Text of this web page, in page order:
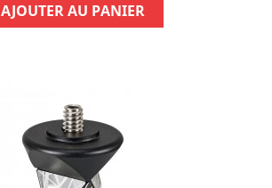
AJOUTER AU PANIER